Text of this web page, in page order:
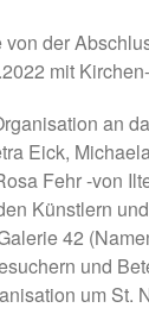
November
Oktober
September
Juni 2019
Mai 2019
Programm
der
mit
an
Eick,
Fehr -von
Künstlern
42
und
um St.